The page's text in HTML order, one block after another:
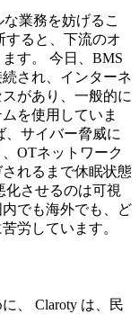
業務を妨げるこ
すると、下流のオ
す。 今日、BMS
され、インターネ
があり、一般的に
を使用していま
、サイバー脅威に
OTネットワーク
れるまで休眠状態
化させるのは可視
でも海外でも、ど
労しています。
、 Claroty は、民